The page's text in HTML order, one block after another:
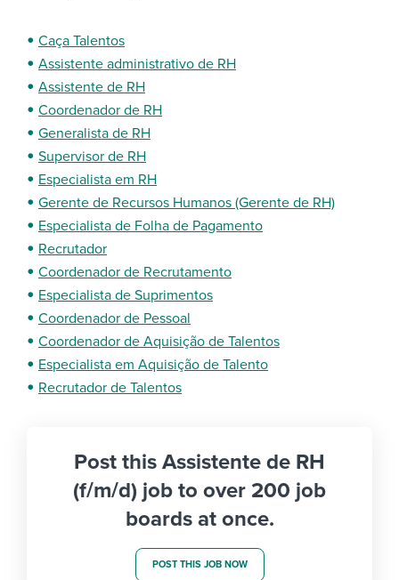
Caça Talentos
Assistente administrativo de RH
Assistente de RH
Coordenador de RH
Generalista de RH
Supervisor de RH
Especialista em RH
Gerente de Recursos Humanos (Gerente de RH)
Especialista de Folha de Pagamento
Recrutador
Coordenador de Recrutamento
Especialista de Suprimentos
Coordenador de Pessoal
Coordenador de Aquisição de Talentos
Especialista em Aquisição de Talento
Recrutador de Talentos
Post this Assistente de RH
(f/m/d) job to over 200 job
boards at once.
POST THIS JOB NOW